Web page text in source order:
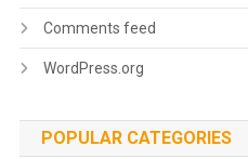
Comments feed
WordPress.org
POPULAR CATEGORIES